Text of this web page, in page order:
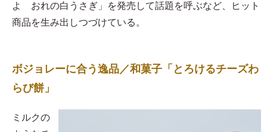
よ おれの白うさぎ」を発売して話題を呼ぶなど、ヒット
商品を生み出しつづけている。
ボジョレーに合う逸品／和菓子「とろけるチーズわ
らび餅」
​ミルクの